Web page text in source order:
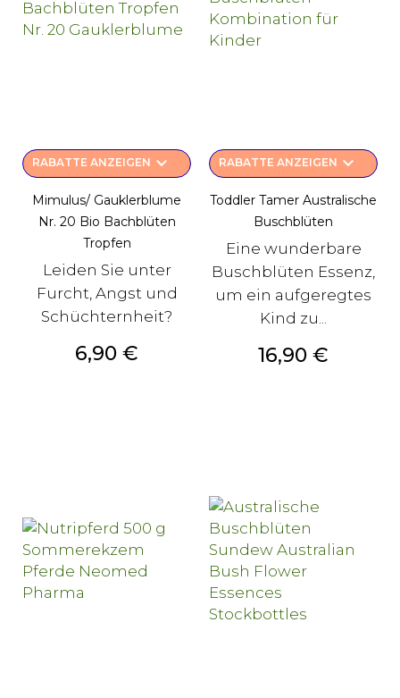
RABATTE ANZEIGEN keyboard_arrow_down
Mimulus/ Gauklerblume
Nr. 20 Bio Bachblüten
Tropfen
Leiden Sie unter
Furcht, Angst und
Schüchternheit?
Preis
6,90 €
RABATTE ANZEIGEN keyboard_arrow_down
Toddler Tamer Australische
Buschblüten
Eine wunderbare
Buschblüten Essenz,
um ein aufgeregtes
Kind zu...
Preis
16,90 €